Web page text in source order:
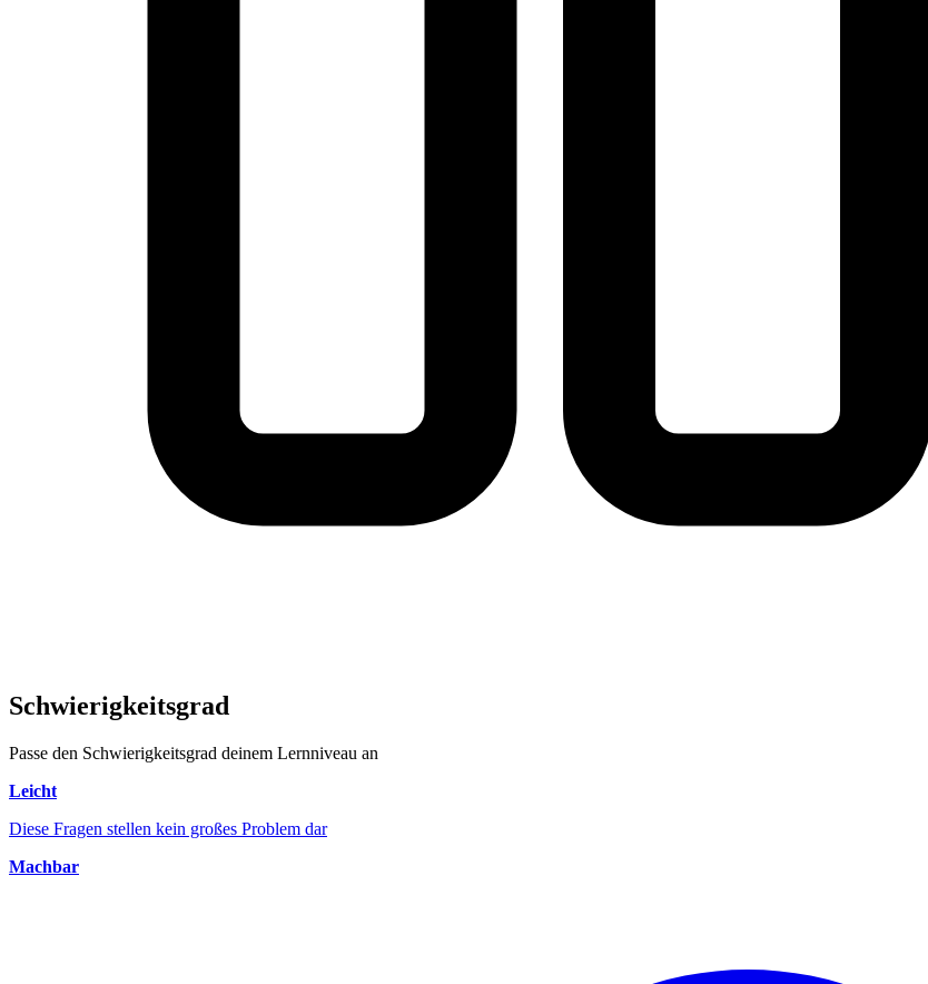
Schwierigkeitsgrad
Passe den Schwierigkeitsgrad deinem Lernniveau an
Leicht
Diese Fragen stellen kein großes Problem dar
Machbar